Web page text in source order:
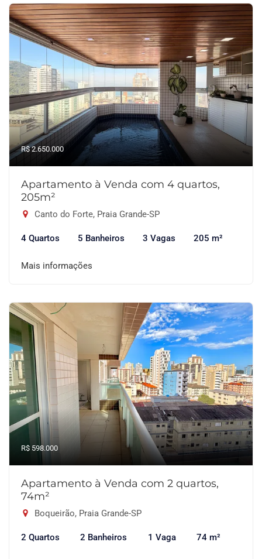
R$ 2.650.000
Apartamento à Venda com 4 quartos,
205m²
Canto do Forte, Praia Grande-SP
4 Quartos 5 Banheiros 3 Vagas 205 m²
Mais informações
R$ 598.000
Apartamento à Venda com 2 quartos,
74m²
Boqueirão, Praia Grande-SP
2 Quartos 2 Banheiros 1 Vaga 74 m²